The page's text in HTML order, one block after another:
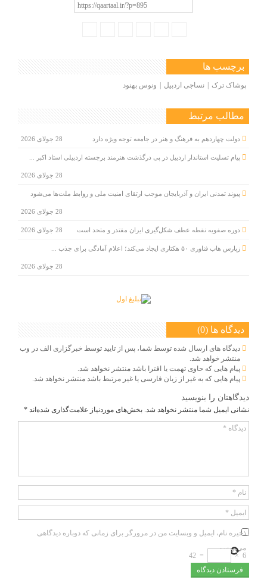
برچسب ها
پوشاک ترک نساجی اردبیل ونوس بهنود
مطالب مرتبط
دولت چهاردهم به فرهنگ و هنر در جامعه توجه ویژه دارد 28 جولای 2026
پیام تسلیت استاندار اردبیل در پی درگذشت هنرمند برجسته اردبیلی استاد اکبر ...
28 جولای 2026
پیوند تمدنی ایران و آذربایجان موجب ارتقای امنیت ملی و روابط ملت‌ها می‌شود
28 جولای 2026
دوره صفویه نقطه عطف شکل‌گیری ایران مقتدر و متحد است 28 جولای 2026
زپارس هاب فناوری ۵۰ هکتاری ایجاد می‌کند؛ اعلام آمادگی برای جذب ...
28 جولای 2026
دیدگاه ها (0)
دیدگاه های ارسال شده توسط شما، پس از تایید توسط خبرگزاری الف در وب
منتشر خواهد شد.
پیام هایی که حاوی تهمت یا افترا باشد منتشر نخواهد شد.
پیام هایی که به غیر از زبان فارسی یا غیر مرتبط باشد منتشر نخواهد شد.
دیدگاهتان را بنویسید
نشانی ایمیل شما منتشر نخواهد شد. بخش‌های موردنیاز علامت‌گذاری شده‌اند *
دیدگاه *
نام *
ایمیل *
ذخیره نام، ایمیل و وبسایت من در مرورگر برای زمانی که دوباره دیدگاهی
می‌نویسم.
6
×
=
42